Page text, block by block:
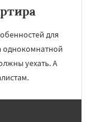
для
однокомнатной
уехать. А